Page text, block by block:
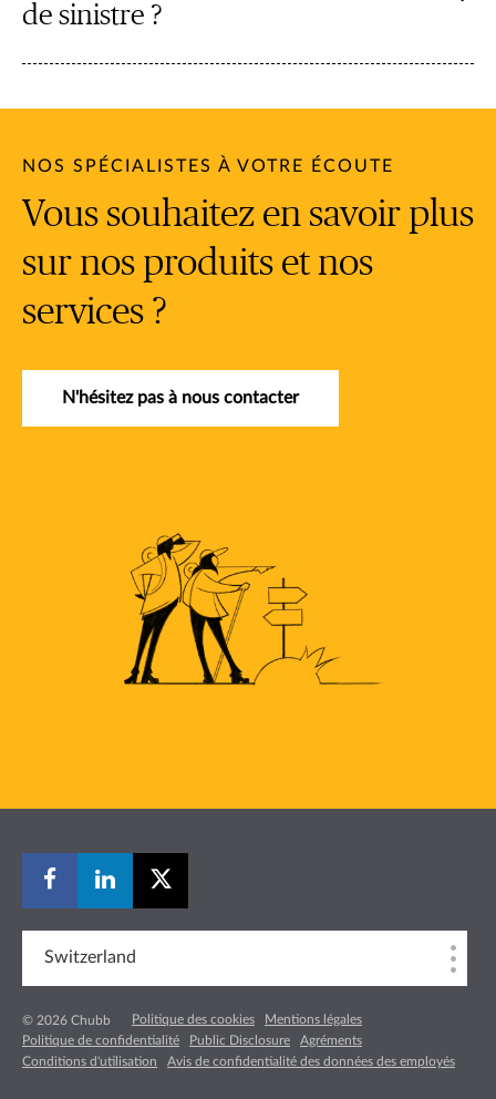
de sinistre ?
NOS SPÉCIALISTES À VOTRE ÉCOUTE
Vous souhaitez en savoir plus
sur nos produits et nos
services ?
N'hésitez pas à nous contacter
Switzerland
© 2026 Chubb Politique des cookies
Mentions légales
Politique de confidentialité
Public Disclosure
Agréments
Conditions d'utilisation
Avis de confidentialité des données des employés